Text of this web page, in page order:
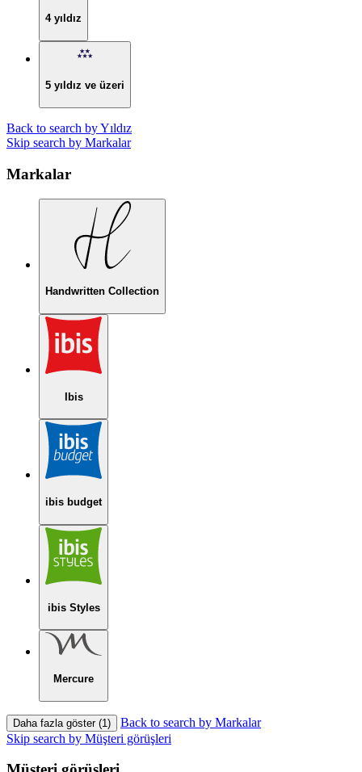
4 yıldız
5 yıldız ve üzeri
Back to search by Yıldız
Skip search by Markalar
Markalar
Handwritten Collection
Ibis
ibis budget
ibis Styles
Mercure
Daha fazla göster (1)
Back to search by Markalar
Skip search by Müşteri görüşleri